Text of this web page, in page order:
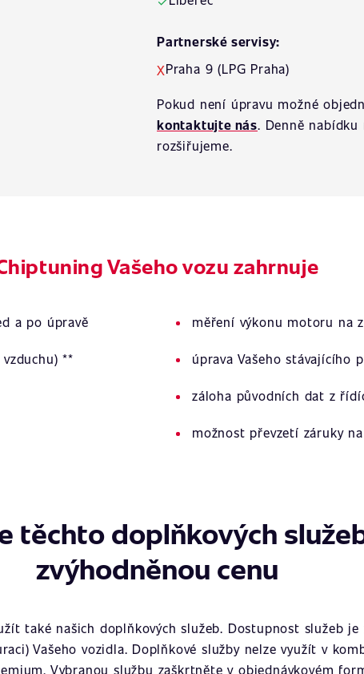
Partnerské servisy:
XPraha 9 (LPG Praha)
Pokud není úpravu možné
kontaktujte nás. Denně nabídku
rozšiřujeme.
Vašeho vozu zahrnuje
a po úpravě měření výkonu motoru na
** úprava Vašeho stávajícího
záloha původních dat z
možnost převzetí záruky
těchto doplňkových
zvýhodněnou cenu
také našich doplňkových služeb. Dostupnost služeb je
Vašeho vozidla. Doplňkové služby nelze využít v
Vybranou službu zaškrtněte v objednávkovém